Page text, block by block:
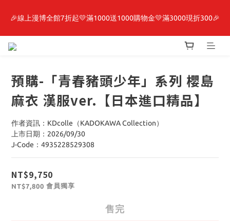
最新開賣🔥「全知讀者視角」 周邊商品
🎉線上漫博全館7折起💛滿1000送1000購物金💛滿3000現折300🎉
【抽籤堂】 影之強者、你又被殺了呢，偵探大人、約會大作戰、
最新開賣🔥「全知讀者視角」 周邊商品
預購-「青春豬頭少年」系列 櫻島
麻衣 漢服ver.【日本進口精品】
作者資訊：KDcolle（KADOKAWA Collection）
上市日期：2026/09/30
J-Code：4935228529308
NT$9,750
NT$7,800 會員獨享
售完